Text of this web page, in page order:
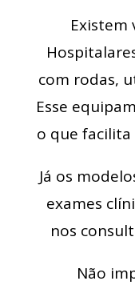
Existem
com rodas,
Esse
o que
Já os
exames
nos
Não